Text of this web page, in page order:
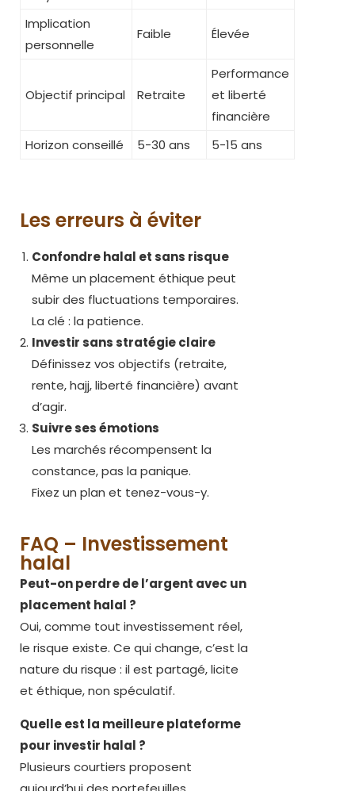
Implication
personnelle
Faible Élevée
Objectif principal Retraite
Performance
et liberté
financière
Horizon conseillé
5-30 ans 5-15 ans
Les erreurs à éviter
Confondre halal et sans risque
Même un placement éthique peut
subir des fluctuations temporaires.
La clé : la patience.
Investir sans stratégie claire
Définissez vos objectifs (retraite,
rente, hajj, liberté financière) avant
d’agir.
Suivre ses émotions
Les marchés récompensent la
constance, pas la panique.
Fixez un plan et tenez-vous-y.
FAQ – Investissement
halal
Peut-on perdre de l’argent avec un
placement halal ?
Oui, comme tout investissement réel,
le risque existe. Ce qui change, c’est la
nature du risque : il est partagé, licite
et éthique, non spéculatif.
Quelle est la meilleure plateforme
pour investir halal ?
Plusieurs courtiers proposent